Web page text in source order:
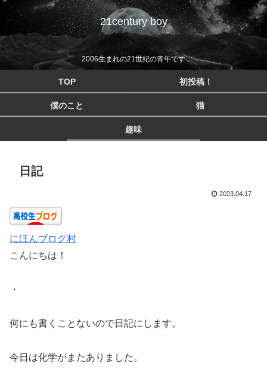
21century boy
2006生まれの21世紀の青年です
TOP 初投稿！
僕のこと 猫
趣味
日記
2023.04.17
にほんブログ村
こんにちは！
・
何にも書くことないので日記にします。
今日は化学がまたありました。